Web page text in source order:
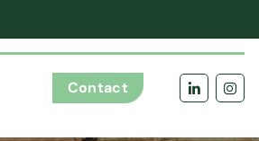
Contact